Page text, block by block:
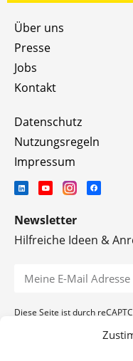
Über uns
Presse
Jobs
Kontakt
Datenschutz
Nutzungsregeln
Impressum
Newsletter
Hilfreiche Ideen &
Diese Seite ist durch